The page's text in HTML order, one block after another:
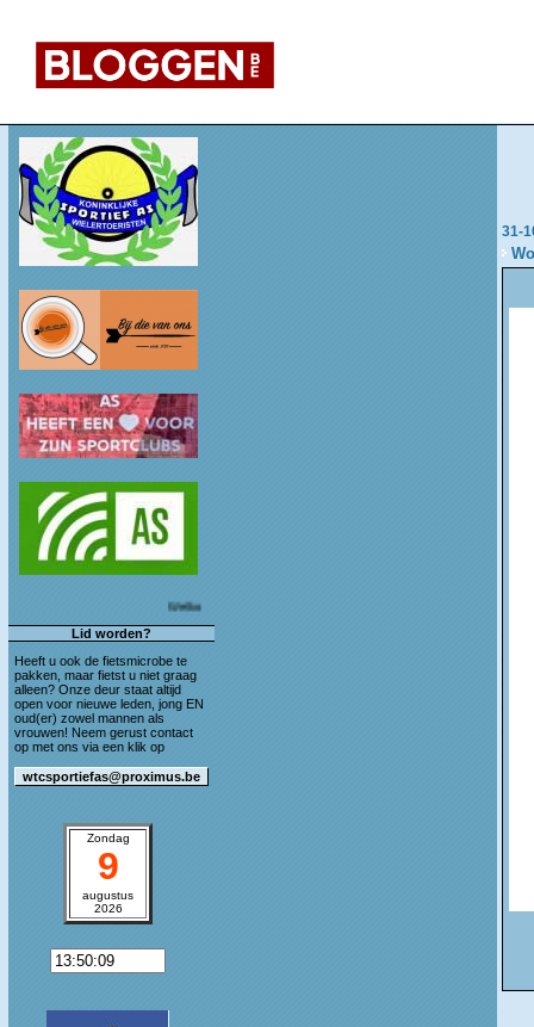
Welkom op de blog van WTC Sportief As!
Lid worden?
Heeft u ook de fietsmicrobe te
pakken, maar fietst u niet graag
alleen? Onze deur staat altijd
open voor nieuwe leden, jong EN
oud(er) zowel mannen als
vrouwen! Neem gerust contact
op met ons via een klik op
Zondag
9
augustus
2026
31-